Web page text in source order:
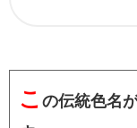
こ の伝統色名